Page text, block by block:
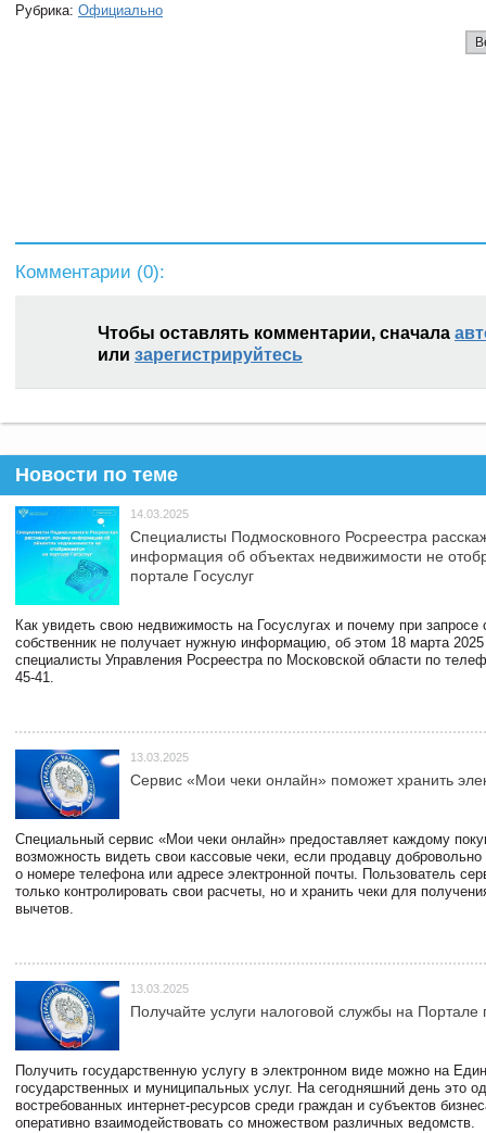
Рубрика: Официально
Комментарии (0):
Чтобы оставлять комментарии, сначала
или зарегистрируйтесь
Новости по теме
14.03.2025
Специалисты Подмосковного Росреестра
информация об объектах недвижимости не
портале Госуслуг
Как увидеть свою недвижимость на Госуслугах и почему при запросе
собственник не получает нужную информацию, об этом 18 марта 2025
специалисты Управления Росреестра по Московской области по
45-41.
13.03.2025
Сервис «Мои чеки онлайн» поможет хранить
Специальный сервис «Мои чеки онлайн» предоставляет каждому
возможность видеть свои кассовые чеки, если продавцу
о номере телефона или адресе электронной почты. Пользователь
только контролировать свои расчеты, но и хранить чеки для
вычетов.
13.03.2025
Получайте услуги налоговой службы на Портале
Получить государственную услугу в электронном виде можно на
государственных и муниципальных услуг. На сегодняшний день это
востребованных интернет-ресурсов среди граждан и субъектов
оперативно взаимодействовать со множеством различных ведомств.